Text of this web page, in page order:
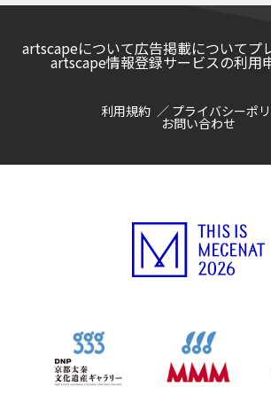
artscapeについて広告掲載についてプ
artscape情報登録サービスの利用
利用規約 プライバシーポ
お問い合わせ